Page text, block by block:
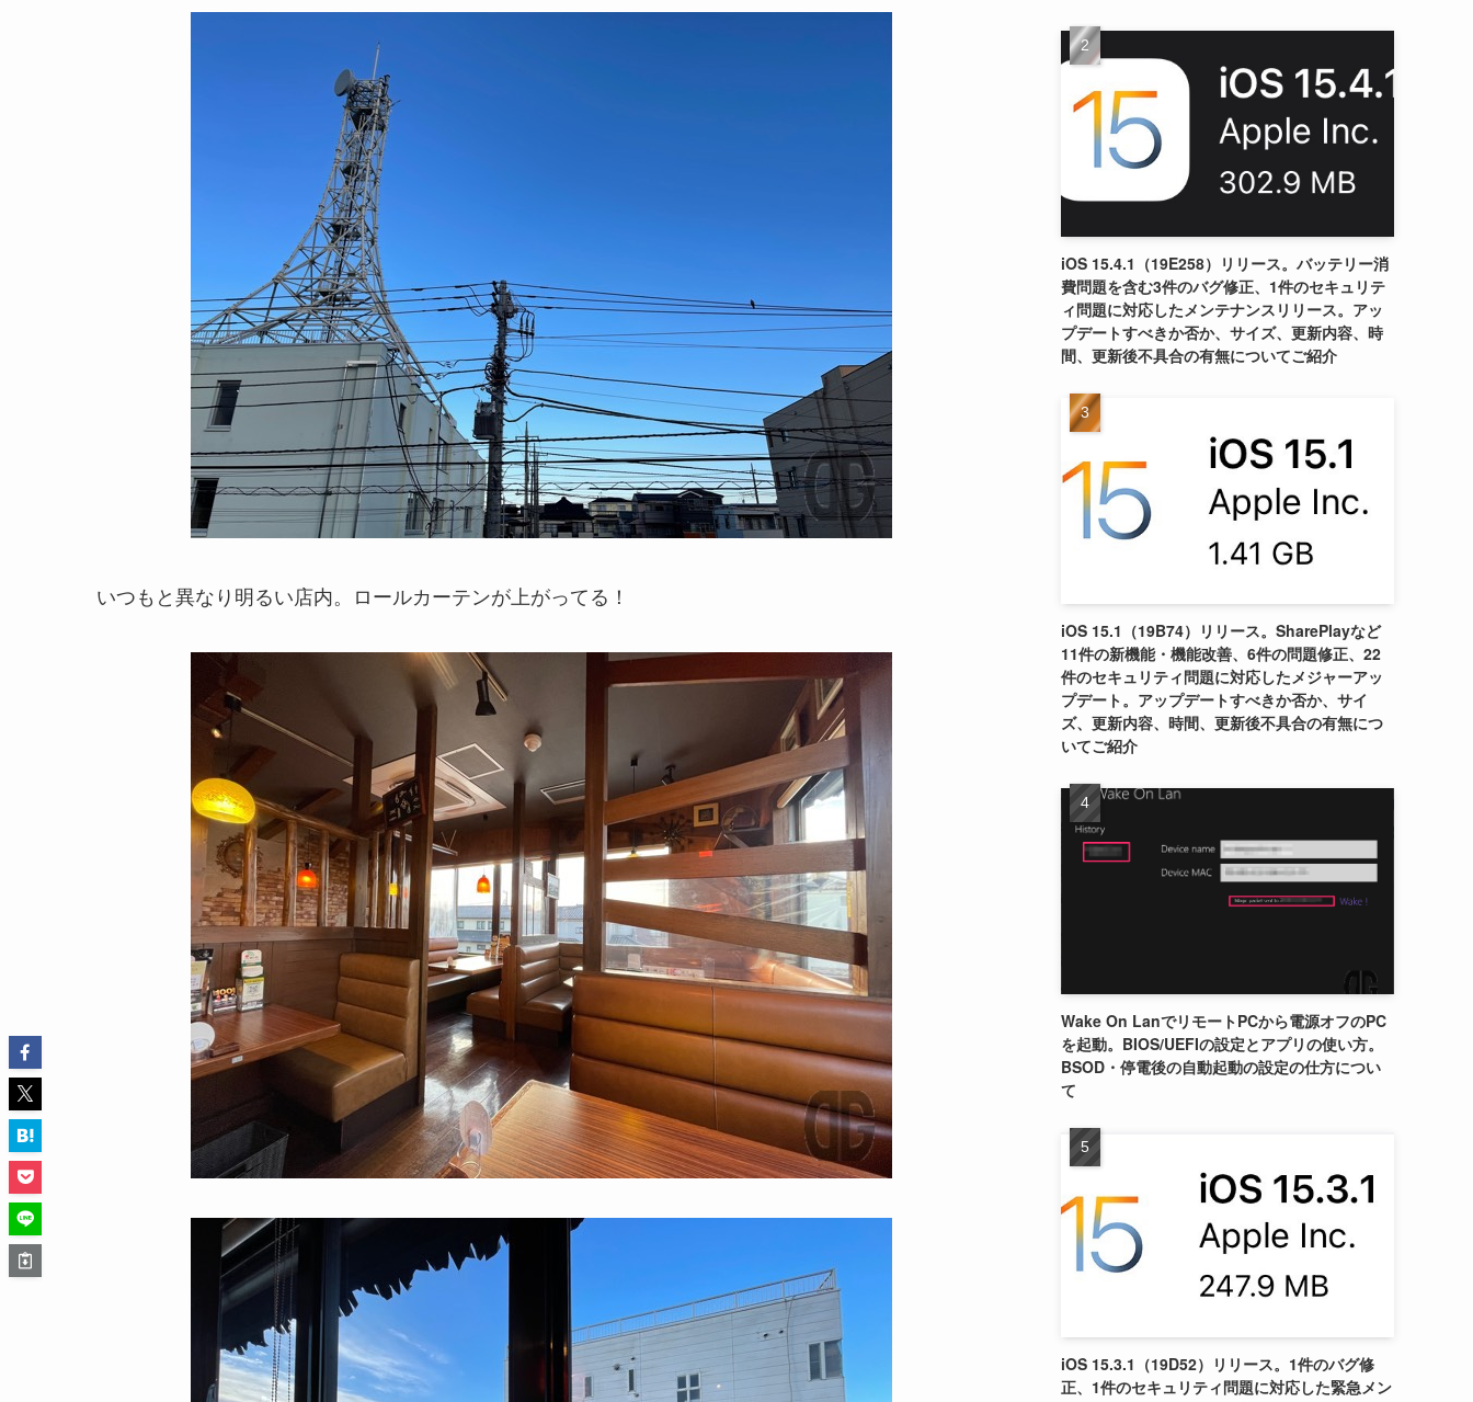
いつもと異なり明るい店内。ロールカーテンが上がってる！
iOS 15.4.1（19E258）リリース。バッテリー消
費問題を含む3件のバグ修正、1件のセキュリテ
ィ問題に対応したメンテナンスリリース。アッ
プデートすべきか否か、サイズ、更新内容、時
間、更新後不具合の有無についてご紹介
iOS 15.1（19B74）リリース。SharePlayなど
11件の新機能・機能改善、6件の問題修正、22
件のセキュリティ問題に対応したメジャーアッ
プデート。アップデートすべきか否か、サイ
ズ、更新内容、時間、更新後不具合の有無につ
いてご紹介
Wake On LanでリモートPCから電源オフのPC
を起動。BIOS/UEFIの設定とアプリの使い方。
BSOD・停電後の自動起動の設定の仕方につい
て
iOS 15.3.1（19D52）リリース。1件のバグ修
正、1件のセキュリティ問題に対応した緊急メン